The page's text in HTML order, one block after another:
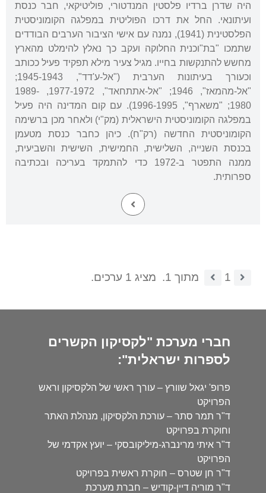
היה שדרן ברדיו פלסטין המנדטורי, פוליטיקאי, חבר כנסת
ועיתונאי. החל את דרכו הפוליטית במפלגה הקומוניסטית
הפלסטינית (1941), נמנה עם אישי הציבור הערבים הבודדים
שתמכו "בת"וכנית החלוקה ועקב כך נאלץ להימלט מהארץ
מחשש להתנקשות בחייו. מגיל צעיר מילא תפקיד פעיל ככותב
וכעורך בעיתונות הערבית ("אל-ע'דד", 1945-1943;
"אל-מהמאז", 1946; "אל-אתתחאד", 1977-1972, 1989-
1980; "משארף", 1996-1995). עם קום המדינה היה פעיל
במפלגה הקומוניסטית הישראלית (מק"י) ולאחר מכן ברשימה
הקומוניסטית החדשה (רק"ח). כיהן כחבר כנסת מטעמן
בכנסת השנייה, השלישית, החמישית, השישית והשביעית,
ממנה התפטר ב-1972 כדי להתמקד בעריכה ובכתיבה
ספרותית.
1 מתוך 1. מציג 1 ערכים.
חברי מערכת "לקסיקון הקשרים
לספרות ישראלית":
פרופ' יגאל שוורץ – עורך ראשי של הלקסיקון וראש
הפרויקט
ד"ר תמר סתר – עורכת הלקסיקון, מנהלת האתר
וחוקרת בפרויקט
ד"ר איתי מרינברג-מיליקובסקי – יועץ אקדמי של
הפרויקט
ד"ר חן שטרס – חוקרת ראשית בפרויקט
ד"ר מוריה דיין-קודיש – חברת מערכת